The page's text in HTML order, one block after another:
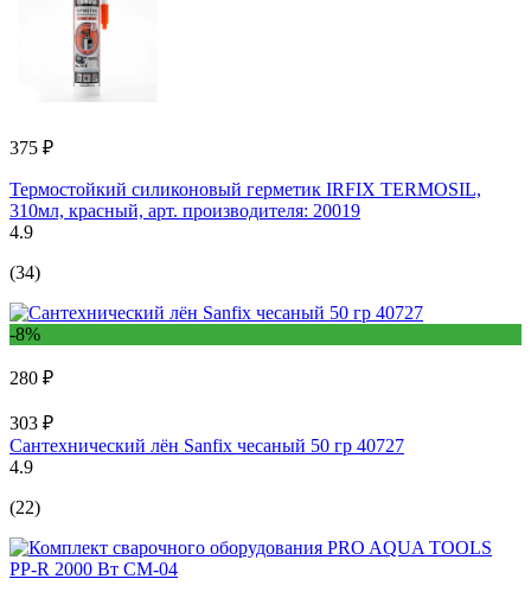
375 ₽
Термостойкий силиконовый герметик IRFIX TERMOSIL,
310мл, красный, арт. производителя: 20019
4.9
(34)
-8%
280 ₽
303 ₽
Сантехнический лён Sanfix чесаный 50 гр 40727
4.9
(22)